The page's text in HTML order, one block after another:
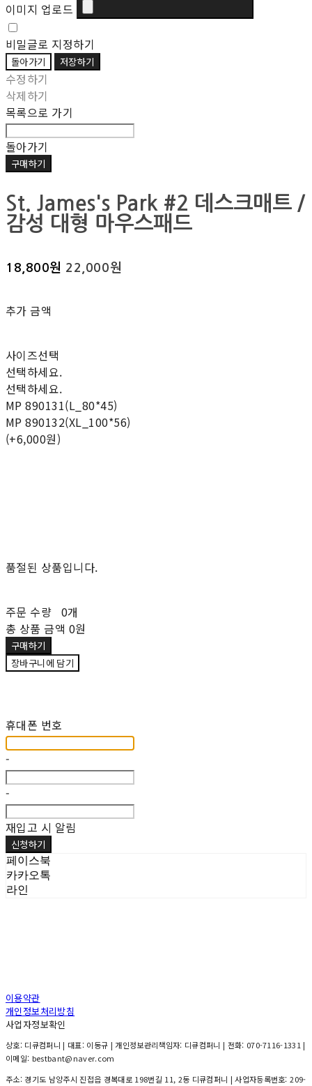
이미지 업로드
비밀글로 지정하기
돌아가기 저장하기
수정하기
삭제하기
목록으로 가기
돌아가기
구매하기
St. James's Park #2 데스크매트 /
감성 대형 마우스패드
18,800원 22,000원
추가 금액
사이즈선택
선택하세요.
선택하세요.
MP 890131(L_80*45)
MP 890132(XL_100*56)
(+6,000원)
품절된 상품입니다.
주문 수량 0개
총 상품 금액 0원
구매하기
장바구니에 담기
휴대폰 번호
-
-
재입고 시 알림
신청하기
페이스북
카카오톡
라인
이용약관
개인정보처리방침
사업자정보확인
상호: 디큐컴퍼니 | 대표: 이동규 | 개인정보관리책임자: 디큐컴퍼니 | 전화: 070-7116-1331 |
이메일: bestbant@naver.com
주소: 경기도 남양주시 진접읍 경복대로 198번길 11, 2동 디큐컴퍼니 | 사업자등록번호:209-